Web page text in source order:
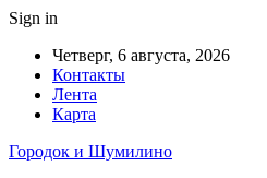
Sign in
Четверг, 6 августа, 2026
Контакты
Лента
Карта
Городок и Шумилино